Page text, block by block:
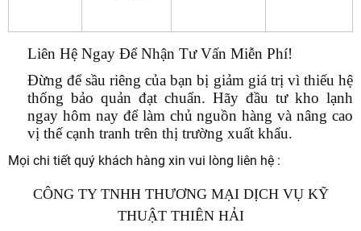
Liên Hệ Ngay Để Nhận Tư Vấn Miễn Phí!
Đừng để sầu riêng của bạn bị giảm giá trị vì thiếu hệ
thống bảo quản đạt chuẩn. Hãy đầu tư kho lạnh
ngay hôm nay để làm chủ nguồn hàng và nâng cao
vị thế cạnh tranh trên thị trường xuất khẩu.
Mọi chi tiết quý khách hàng xin vui lòng liên hệ :
CÔNG TY TNHH THƯƠNG MẠI DỊCH VỤ KỸ
THUẬT THIÊN HẢI